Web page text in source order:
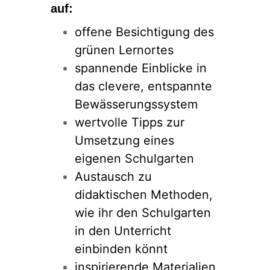
auf:
offene Besichtigung des
grünen Lernortes
spannende Einblicke in
das clevere, entspannte
Bewässerungssystem
wertvolle Tipps zur
Umsetzung eines
eigenen Schulgarten
Austausch zu
didaktischen Methoden,
wie ihr den Schulgarten
in den Unterricht
einbinden könnt
inspirierende Materialien